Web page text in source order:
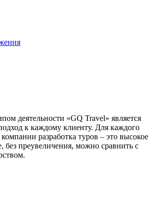
деятельности «GQ Travel» является
к каждому клиенту. Для каждого
разработка туров – это высокое
без преувеличения, можно сравнить с